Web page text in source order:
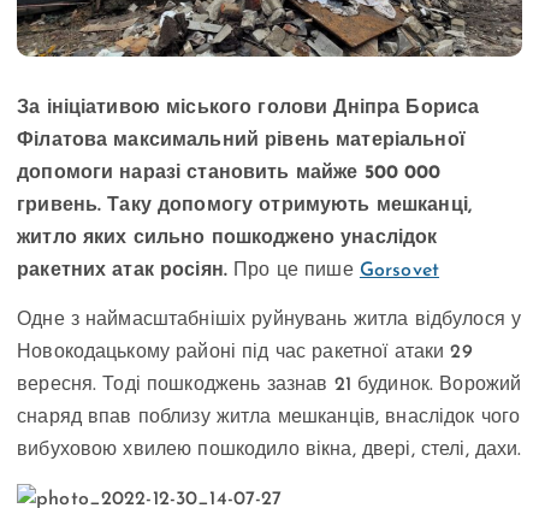
За ініціативою міського голови Дніпра Бориса
Філатова максимальний рівень матеріальної
допомоги наразі становить майже 500 000
гривень. Таку допомогу отримують мешканці,
житло яких сильно пошкоджено унаслідок
ракетних атак росіян. Про це пише Gorsovet
Одне з наймасштабнішіх руйнувань житла відбулося у
Новокодацькому районі під час ракетної атаки 29
вересня. Тоді пошкоджень зазнав 21 будинок. Ворожий
снаряд впав поблизу житла мешканців, внаслідок чого
вибуховою хвилею пошкодило вікна, двері, стелі, дахи.